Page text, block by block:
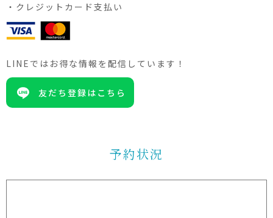
・クレジットカード支払い
LINEではお得な情報を配信しています！
友だち登録はこちら
予約状況